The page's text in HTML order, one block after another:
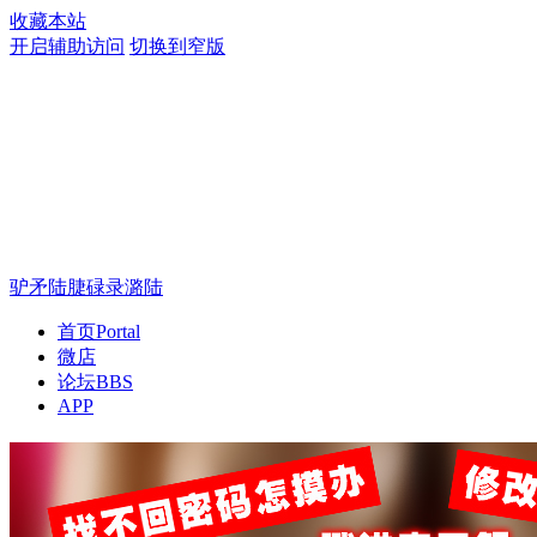
收藏本站
开启辅助访问 切换到窄版
驴矛陆脻碌录潞陆
首页Portal
微店
论坛BBS
APP